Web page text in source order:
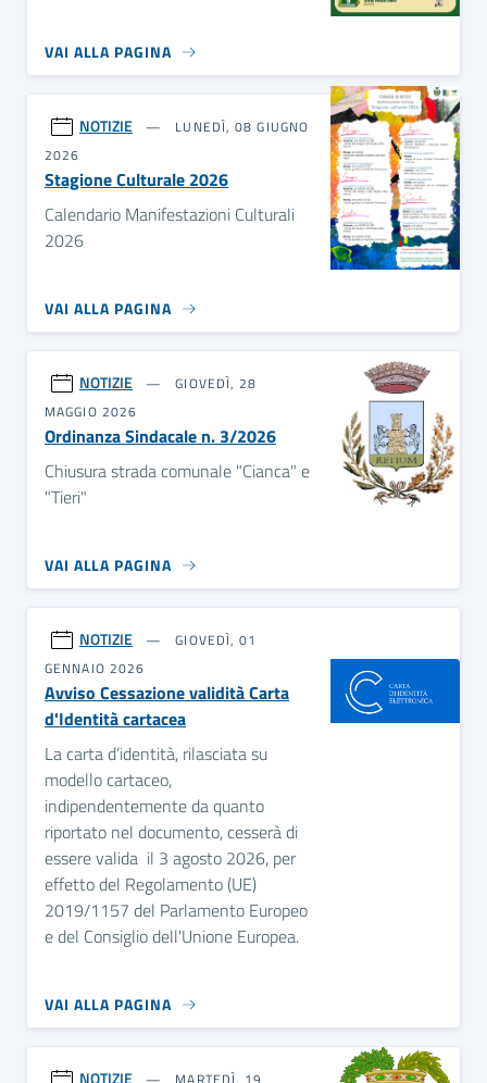
VAI ALLA PAGINA
NOTIZIE
LUNEDÌ, 08 GIUGNO
2026
Stagione Culturale 2026
Calendario Manifestazioni Culturali
2026
VAI ALLA PAGINA
NOTIZIE
GIOVEDÌ, 28
MAGGIO 2026
Ordinanza Sindacale n. 3/2026
Chiusura strada comunale "Cianca" e
"Tieri"
VAI ALLA PAGINA
NOTIZIE
GIOVEDÌ, 01
GENNAIO 2026
Avviso Cessazione validità Carta
d'Identità cartacea
La carta d’identità, rilasciata su
modello cartaceo,
indipendentemente da quanto
riportato nel documento, cesserà di
essere valida il 3 agosto 2026, per
effetto del Regolamento (UE)
2019/1157 del Parlamento Europeo
e del Consiglio dell'Unione Europea.
VAI ALLA PAGINA